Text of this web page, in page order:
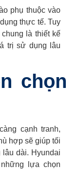
phụ thuộc vào
thực tế. Tuy
là thiết kế
trị sử dụng lâu
chọn
cạnh tranh,
hợp sẽ giúp tối
dài. Hyundai
lựa chọn